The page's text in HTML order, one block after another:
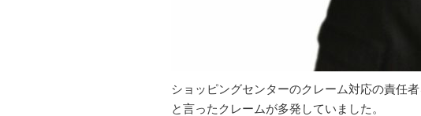
ショッピングセンターのクレーム対応の責任
と言ったクレームが多発していました。